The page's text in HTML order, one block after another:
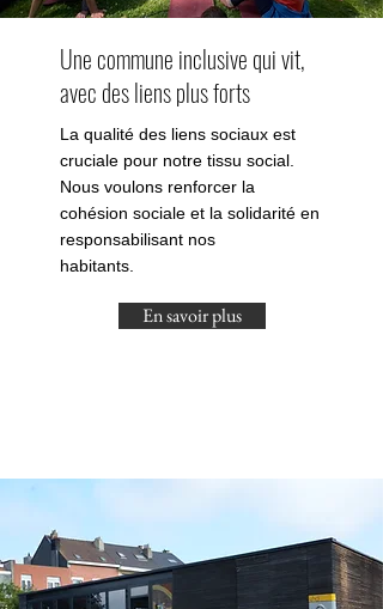
Une commune inclusive qui vit,
avec des liens plus forts
La qualité des liens sociaux est
cruciale pour notre tissu social.
Nous voulons renforcer la
cohésion sociale et la solidarité en
responsabilisant nos
habitants.
En savoir plus